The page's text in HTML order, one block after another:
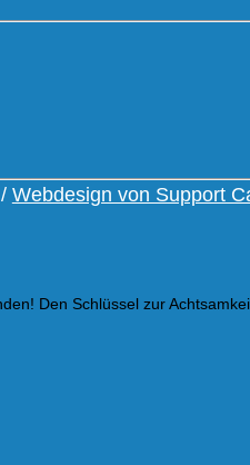
/ Webdesign von Support
Den Schlüssel zur